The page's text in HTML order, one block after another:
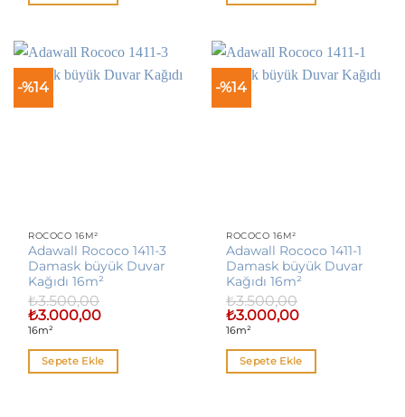
-%14
ROCOCO 16M²
Adawall Rococo 1411-3
Damask büyük Duvar
Kağıdı 16m²
₺3.500,00
Orijinal
fiyat:
₺3.500,00.
₺3.000,00Şu
₺3.000,00.
16m²
Sepete Ekle
-%14
ROCOCO 16M²
Adawall Rococo 1411-1
Damask büyük Duvar
Kağıdı 16m²
₺3.500,00
Orijinal
fiyat:
₺3.500,00.
₺3.000,00Şu
₺3.000,00.
16m²
Sepete Ekle